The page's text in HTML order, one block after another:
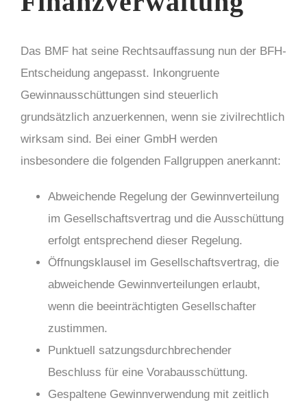
Das BMF hat seine Rechtsauffassung nun der BFH-
Entscheidung angepasst. Inkongruente
Gewinnausschüttungen sind steuerlich
grundsätzlich anzuerkennen, wenn sie zivilrechtlich
wirksam sind. Bei einer GmbH werden
insbesondere die folgenden Fallgruppen anerkannt:
Abweichende Regelung der Gewinnverteilung
im Gesellschaftsvertrag und die Ausschüttung
erfolgt entsprechend dieser Regelung.
Öffnungsklausel im Gesellschaftsvertrag, die
abweichende Gewinnverteilungen erlaubt,
wenn die beeinträchtigten Gesellschafter
zustimmen.
Punktuell satzungsdurchbrechender
Beschluss für eine Vorabausschüttung.
Gespaltene Gewinnverwendung mit zeitlich